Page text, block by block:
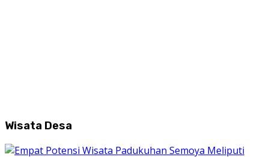
Wisata Desa